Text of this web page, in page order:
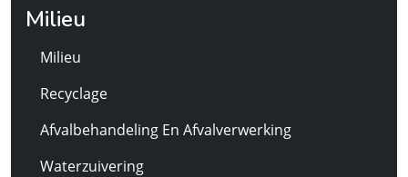
Milieu
Milieu
Recyclage
Afvalbehandeling En Afvalverwerking
Waterzuivering